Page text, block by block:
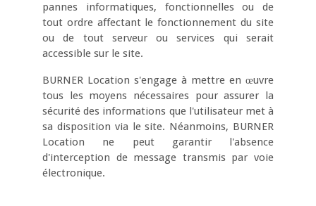
pannes informatiques, fonctionnelles ou de
tout ordre affectant le fonctionnement du site
ou de tout serveur ou services qui serait
accessible sur le site.
BURNER Location s'engage à mettre en œuvre
tous les moyens nécessaires pour assurer la
sécurité des informations que l'utilisateur met à
sa disposition via le site. Néanmoins, BURNER
Location ne peut garantir l'absence
d'interception de message transmis par voie
électronique.